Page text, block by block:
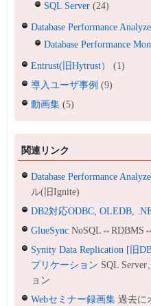
SQL Server (24)
Database Performance
Database Performance
Entrust(旧Hytrust）
(1)
導入ユーザ事例 (9)
動画集 (5)
関連リンク
Database Performance
ル(旧Ignite)
DB2対応ODBC, OLEDB,
GlueSync
Synity Data Replication [旧
プリケーション SQL
ョン
Webセミナー録画集 過去に